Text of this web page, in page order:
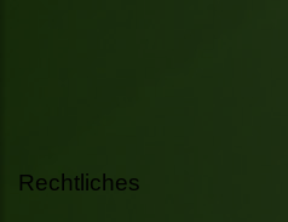
Rechtliches